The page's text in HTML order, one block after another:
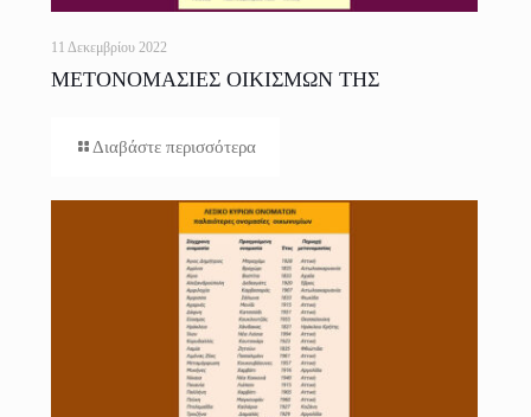
11 Δεκεμβρίου 2022
ΜΕΤΟΝΟΜΑΣΙΕΣ ΟΙΚΙΣΜΩΝ ΤΗΣ
Διαβάστε περισσότερα